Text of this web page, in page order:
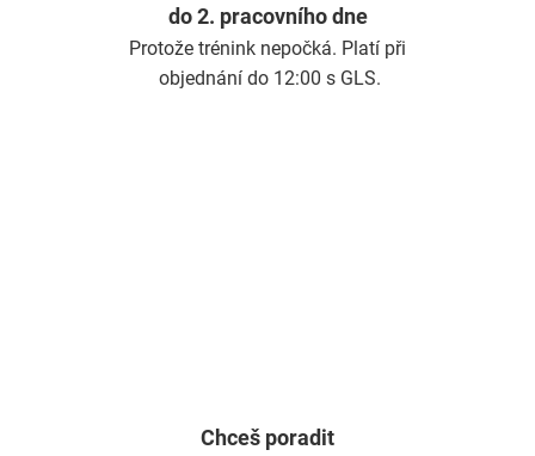
do 2. pracovního dne
Protože trénink nepočká. Platí při
objednání do 12:00 s GLS.
Chceš poradit